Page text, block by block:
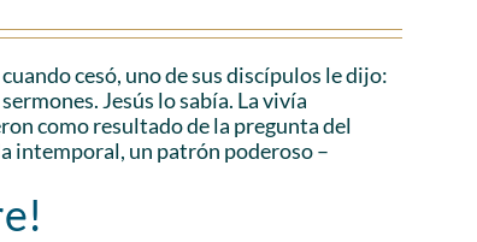
cesó, uno de sus discípulos le dijo:
Jesús lo sabía. La vivía
como resultado de la pregunta del
intemporal, un patrón poderoso –